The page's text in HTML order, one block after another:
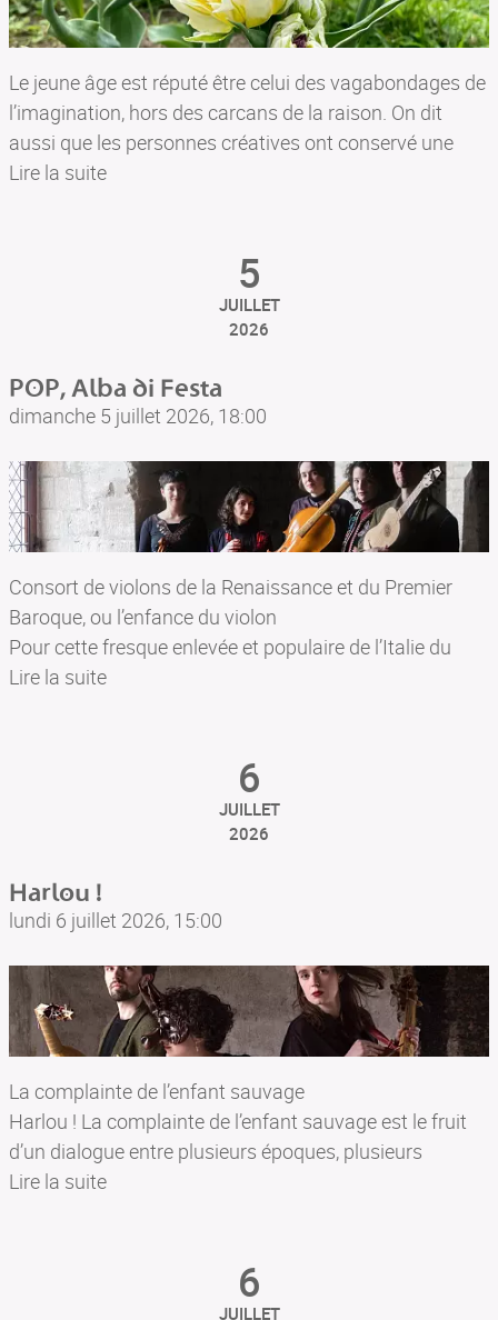
Le jeune âge est réputé être celui des vagabondages de
l’imagination, hors des carcans de la raison. On dit
aussi que les personnes créatives ont conservé une
part d’enfance. C’est à ces qualités fugaces de l’esprit
associant musique et conte, plongées imaginaires et
En ouverture du festival, La Capriola, jeune collectif
Guimaëc
Lire la suite
5
JUILLET
2026
POP, Alba di Festa
dimanche 5 juillet 2026, 18:00
Consort de violons de la Renaissance et du Premier
Baroque, ou l’enfance du violon
Pour cette fresque enlevée et populaire de l’Italie du
Sud au 16e siècle, le Consort La Capriola propose un
pourra célébrer les plaisirs intemporels de la vie.
Vecchi, Willaert, Azzaiolo, Encina
LA CAPRIOLA | Camille Fritsch chant • Charlotte Gerbitz
Salle des fêtes de Plougasnou
Lire la suite
6
JUILLET
2026
Harlou !
lundi 6 juillet 2026, 15:00
La complainte de l’enfant sauvage
Harlou ! La complainte de l’enfant sauvage est le fruit
d’un dialogue entre plusieurs époques, plusieurs
courants de pensée qui s’entrecroisent et s’éclairent les
Spectacle musical de poche, il naît d’une confrontation
Lire la suite
6
JUILLET